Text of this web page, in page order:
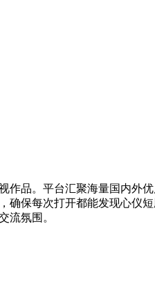
品。平台汇聚海量国内外
保每次打开都能发现心仪
流氛围。